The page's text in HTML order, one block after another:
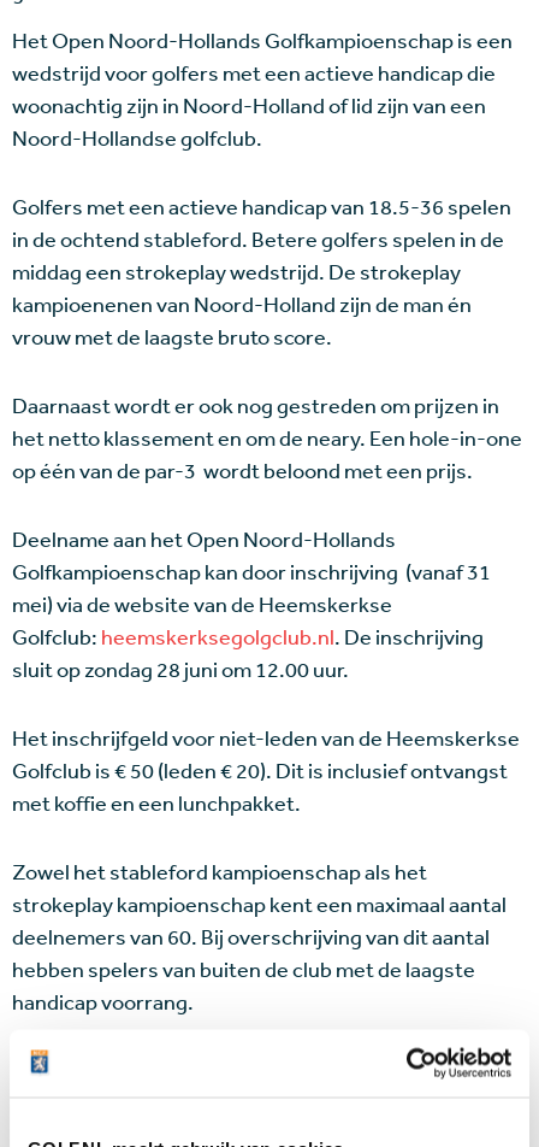
Het Open Noord-Hollands Golfkampioenschap is een
wedstrijd voor golfers met een actieve handicap die
woonachtig zijn in Noord-Holland of lid zijn van een
Noord-Hollandse golfclub.
Golfers met een actieve handicap van 18.5-36 spelen
in de ochtend stableford. Betere golfers spelen in de
middag een strokeplay wedstrijd. De strokeplay
kampioenenen van Noord-Holland zijn de man én
vrouw met de laagste bruto score.
Daarnaast wordt er ook nog gestreden om prijzen in
het netto klassement en om de neary. Een hole-in-one
op één van de par-3 wordt beloond met een prijs.
Deelname aan het Open Noord-Hollands
Golfkampioenschap kan door inschrijving (vanaf 31
mei) via de website van de Heemskerkse
Golfclub: heemskerksegolgclub.nl. De inschrijving
sluit op zondag 28 juni om 12.00 uur.
Het inschrijfgeld voor niet-leden van de Heemskerkse
Golfclub is € 50 (leden € 20). Dit is inclusief ontvangst
met koffie en een lunchpakket.
Zowel het stableford kampioenschap als het
strokeplay kampioenschap kent een maximaal aantal
deelnemers van 60. Bij overschrijving van dit aantal
hebben spelers van buiten de club met de laagste
handicap voorrang.
De Heemskerkse Golfclub ligt in het hart van